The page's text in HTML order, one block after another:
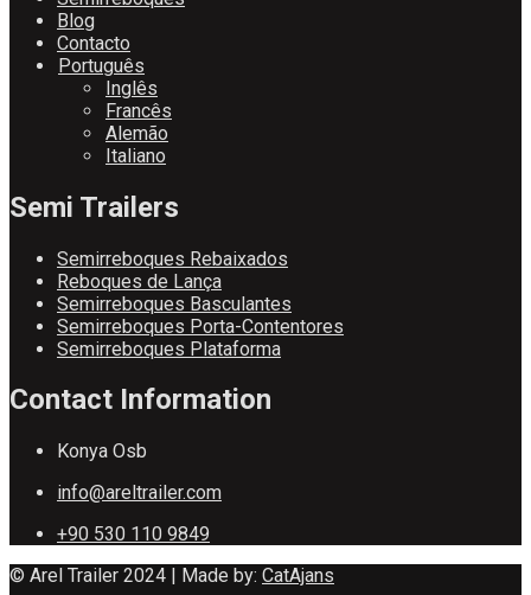
Blog
Contacto
Português
Inglês
Francês
Alemão
Italiano
Semi Trailers
Semirreboques Rebaixados
Reboques de Lança
Semirreboques Basculantes
Semirreboques Porta-Contentores
Semirreboques Plataforma
Contact Information
Konya Osb
info@areltrailer.com
+90 530 110 9849
© Arel Trailer 2024 | Made by: CatAjans